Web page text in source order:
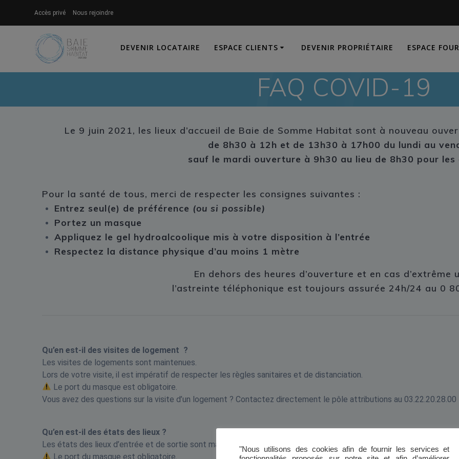
Accès privé Nous rejoindre
DEVENIR LOCATAIRE ESPACE CLIENTS DEVENIR PROPRIÉTAIRE ESPACE
FAQ COVID-19
Le 9 juin 2021, les lieux d’accueil de Baie de Somme Habitat sont à nouveau
de 8h30 à 12h et de 13h30 à 17h00 du lundi au
sauf le mardi ouverture à 9h30 au lieu de 8h30 pour les
Pour la santé de tous, merci de respecter les consignes suivantes :
Entrez seul(e) de préférence (ou si possible)
Portez un masque
Appliquez le gel hydroalcoolique mis à votre disposition à l’entrée
Respectez la distance physique d’au moins 1 mètre
En dehors des heures d’ouverture et en cas d’extrême
l’astreinte téléphonique est toujours assurée 24h/24 au 0
Qu’en est-il des visites de logement ?
Les visites de logements sont maintenues.
Lors de votre visite, il est impératif de respecter les règles sanitaires et de distanciation.
Le port du masque est obligatoire.
Vous avez des questions sur la visite d’un logement ? Contactez directement le pôle attributions au 03.22.20.28.00
Qu’en est-il des états des lieux ?
Les états des lieux d’entrée et de sortie sont maintenus dans le respect des règles sanitaires et de distanciation.
Le port du masque est obligatoire.
"Nous utilisons des cookies afin de fournir les services et